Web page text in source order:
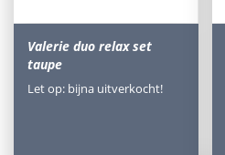
Valerie duo relax set
taupe
Let op: bijna uitverkocht!